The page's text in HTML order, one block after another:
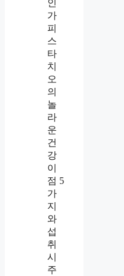
인
가
피
스
타
치
오
의
놀
라
운
건
강
이
점 5
가
지
와
섭
취
시
주